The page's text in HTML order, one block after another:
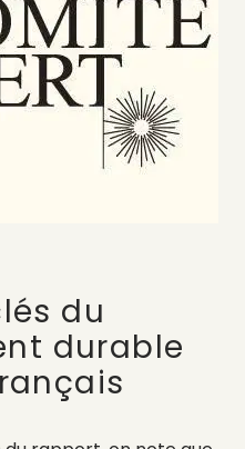
du
durable